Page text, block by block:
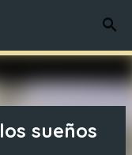
sueños